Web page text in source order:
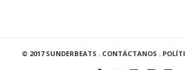
© 2017 SUNDERBEATS . CONTÁCTANOS .